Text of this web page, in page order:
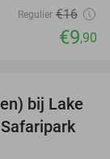
Regulier €16
€9,90
53%
bij Lake